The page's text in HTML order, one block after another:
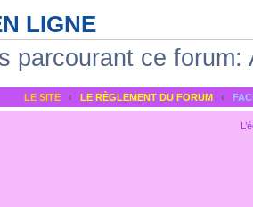
LIGNE
parcourant ce
LE SITE ‹ LE RÈGLEMENT DU FORUM ‹